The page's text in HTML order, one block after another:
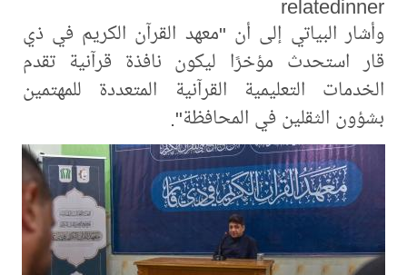
وأشار البياتي إلى أن "معهد القرآن الكريم في ذي
قار استحدث مؤخرًا ليكون نافذة قرآنية تقدم
الخدمات التعليمية القرآنية المتعددة للمهتمين
بشؤون الثقلين في المحافظة".